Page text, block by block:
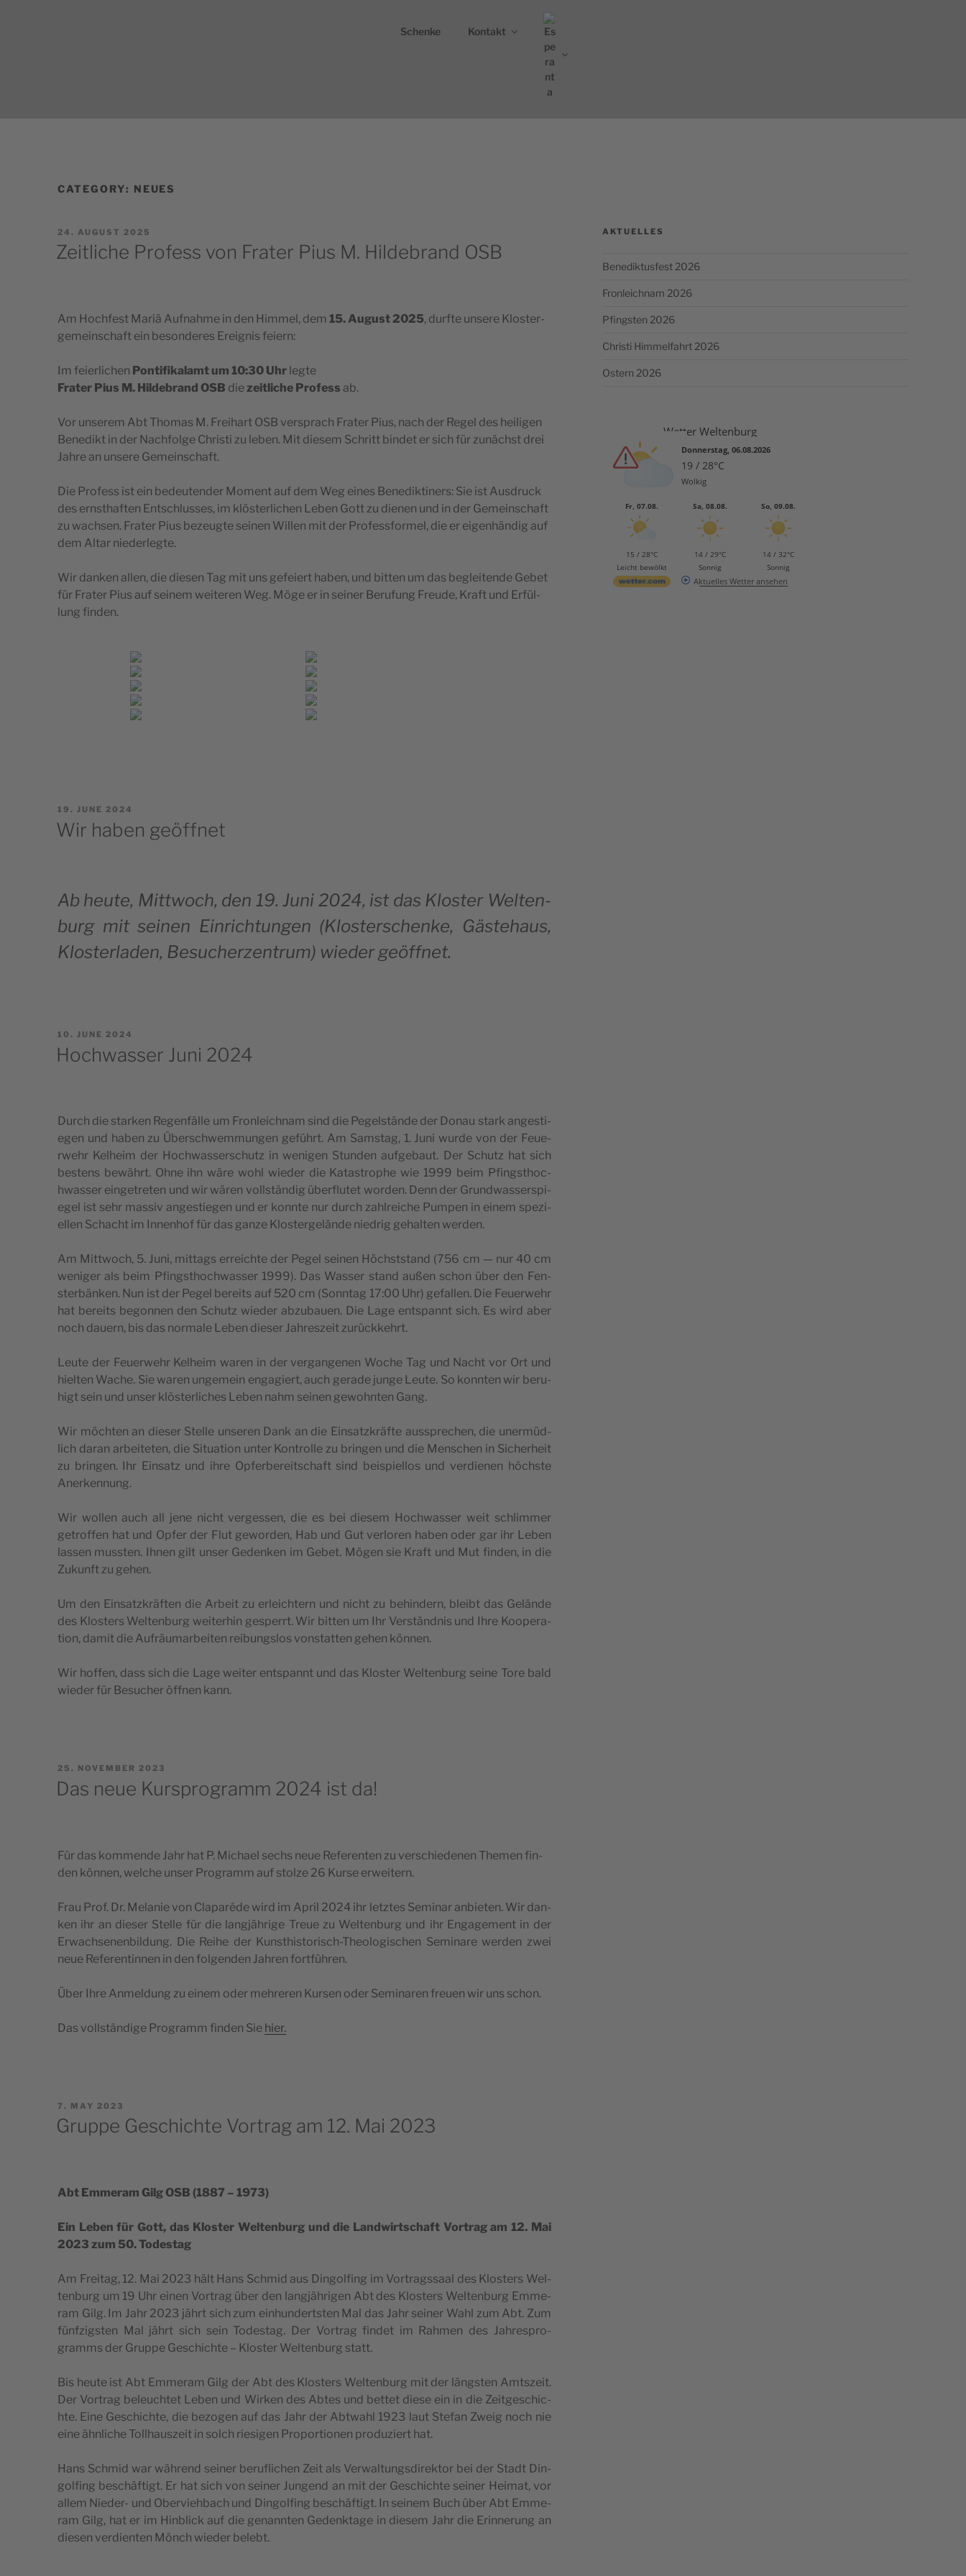
BENEDIKTINERABTEI ST. GEORG
Schenke Kontakt
CATEGORY: NEUES
POSTED
24. AUGUST 2025
Zeitliche Profess von Frater Pius M. Hildebrand OSB
Am Hoc­hfest Mariä Auf­na­hme in den Him­mel, dem 15. August 2025, dur­f­te unse­re Klo­s­ter­
ge­me­in­sc­ha­ft ein beson­de­res Ere­i­g­nis feiern:
Im fei­er­lic­hen Pon­tifi­ka­lamt um 10:30 Uhr legte
Fra­ter Pius M. Hil­de­brand OSB diezei­tlic­he Pro­fess ab.
Vor unse­rem Abt Tho­mas M. Fre­i­hart OSB ver­s­prach Fra­ter Pius, nach der Regel des hei­li­gen
Bene­dikt in der Nac­hfol­ge Chri­s­ti zu leben. Mit die­sem Schritt bin­det er sich für zunäc­hst drei
Jahre an unse­re Gemeinschaft.
Die Pro­fess ist ein bede­u­ten­der Moment auf dem Weg eines Bene­dik­ti­ners: Sie ist Aus­druck
des ern­st­ha­f­ten Ent­sc­hlus­ses, im klös­ter­lic­hen Leben Gott zu die­nen und in der Geme­in­sc­ha­ft
zu wac­hsen. Fra­ter Pius beze­ug­te sei­nen Wil­len mit der Pro­fes­s­for­mel, die er eigen­hän­dig auf
dem Altar niederlegte.
Wir dan­ken allen, die die­sen Tag mit uns gefe­i­ert haben, und bit­ten um das begle­i­t­ende Gebet
für Fra­ter Pius auf sei­nem wei­te­ren Weg. Möge er in sei­ner Beru­fung Fre­u­de, Kra­ft und Erfül­
lung finden.
POSTED
19. JUNE 2024
Wir haben geöffnet
Ab heu­te, Mit­twoch, den 19. Juni 2024, ist das Klo­s­ter Wel­ten­
burg mit sei­nen Ein­ric­htun­gen (Klo­s­ter­sc­hen­ke, Gäs­te­ha­us,
Klo­s­ter­la­den, Besuc­her­zen­trum) wie­der geöffnet.
POSTED
10. JUNE 2024
Hochwasser Juni 2024
Durch die star­ken Regen­fäl­le um Fron­le­ic­hnam sind die Pegel­stän­de der Donau stark ange­s­ti­
e­gen und haben zu Über­sc­hwem­mun­gen geführt. Am Sam­s­tag, 1. Juni wur­de von der Feu­e­
rwe­hr Kel­he­im der Hoc­hwas­ser­sc­hutz in weni­gen Stun­den auf­ge­ba­ut. Der Schutz hat sich
bes­tens bewährt. Ohne ihn wäre wohl wie­der die Kata­s­trop­he wie 1999 beim Pfing­st­hoc­
hwas­ser ein­ge­tre­ten und wir wären vollstän­dig über­flu­tet wor­den. Denn der Grun­dwas­ser­s­pi­
e­gel ist sehr mas­siv ange­s­ti­e­gen und er konn­te nur durch zahl­re­ic­he Pum­pen in einem spe­zi­
el­len Schac­ht im Innen­hof für das gan­ze Klo­s­ter­ge­län­de nie­drig gehal­ten werden.
Am Mit­twoch, 5. Juni, mit­tags erre­ic­hte der Pegel sei­nen Höc­hst­s­tand (756 cm — nur 40 cm
weni­ger als beim Pfing­st­hoc­hwas­ser 1999). Das Was­ser stand außen schon über den Fen­
ster­bän­ken. Nun ist der Pegel bere­its auf 520 cm (Sonn­tag 17:00 Uhr) gefal­len. Die Feu­e­rwe­hr
hat bere­its begon­nen den Schutz wie­der abzu­ba­u­en. Die Lage ent­s­pannt sich. Es wird aber
noch dau­ern, bis das nor­ma­le Leben die­ser Jahres­ze­it zurückkehrt.
Leu­te der Feu­e­rwe­hr Kel­he­im waren in der ver­gan­ge­nen Woc­he Tag und Nac­ht vor Ort und
hiel­ten Wac­he. Sie waren unge­me­in enga­gi­ert, auch ger­ade jun­ge Leu­te. So konn­ten wir beru­
higt sein und unser klös­ter­lic­hes Leben nahm sei­nen gewo­hn­ten Gang.
Wir möc­hten an die­ser Stel­le unse­ren Dank an die Ein­satz­kräf­te aus­s­prec­hen, die uner­müd­
lich daran arbe­i­te­ten, die Situ­a­ti­on unter Kon­trol­le zu brin­gen und die Men­sc­hen in Sic­her­he­it
zu brin­gen. Ihr Ein­satz und ihre Opfer­be­re­it­sc­ha­ft sind bei­s­pi­el­los und ver­di­e­nen höc­hs­te
Anerkennung.
Wir wol­len auch all jene nic­ht ver­ges­sen, die es bei die­sem Hoc­hwas­ser weit schlim­mer
getrof­fen hat und Opfer der Flut gewor­den, Hab und Gut ver­lo­ren haben oder gar ihr Leben
las­sen mus­s­ten. Ihnen gilt unser Geden­ken im Gebet. Mögen sie Kra­ft und Mut fin­den, in die
Zukun­ft zu gehen.
Um den Ein­satz­kräf­ten die Arbe­it zu erle­ic­htern und nic­ht zu behin­dern, ble­ibt das Gelän­de
des Klo­s­ters Wel­ten­burg wei­ter­hin ges­pe­rrt. Wir bit­ten um Ihr Ver­s­tänd­nis und Ihre Koo­pe­ra­
ti­on, damit die Aufräu­mar­be­i­ten rei­bungs­los von­stat­ten gehen können.
Wir hof­fen, dass sich die Lage wei­ter ent­s­pannt und das Klo­s­ter Wel­ten­burg sei­ne Tore bald
wie­der für Besuc­her öffnen kann.
POSTED
25. NOVEMBER 2023
Das neue Kursprogramm 2024 ist da!
Für das kom­mende Jahr hat P. Mic­ha­el sec­hs neue Refe­ren­ten zu ver­sc­hi­e­de­nen The­men fin­
den kön­nen, welc­he unser Pro­gramm auf stol­ze 26 Kur­se erweitern.
Frau Prof. Dr. Mela­nie von Cla­pa­réde wird im April 2024 ihr letz­tes Semi­nar anbi­e­ten. Wir dan­
ken ihr an die­ser Stel­le für die lang­jähr­ige Tre­ue zu Wel­ten­burg und ihr Enga­ge­ment in der
Erwac­hse­nen­bil­dung. Die Rei­he der Kun­st­hi­s­to­ri­sch-Theo­lo­gi­sc­hen Semi­n­are wer­den zwei
neue Refe­ren­tin­nen in den fol­gen­den Jahren fortführen.
Über Ihre Anmel­dung zu einem oder mehre­ren Kur­sen oder Semi­na­ren fre­u­en wir uns schon.
Das vollstän­d­ige Pro­gramm fin­den Sie hier.
POSTED
ON
7. MAY 2023
Gruppe Geschichte Vortrag am 12. Mai 2023
Abt Emme­ram Gilg OSB (1887 – 1973)
Ein Leben für Gott, das Klo­s­ter Wel­ten­burg und die Lan­dwirt­sc­ha­ft Vor­trag am 12. Mai
2023 zum 50. Todestag
Am Fre­i­tag, 12. Mai 2023 hält Hans Schmid aus Din­gol­fing im Vor­trags­sa­al des Klo­s­ters Wel­
ten­burg um 19 Uhr einen Vor­trag über den lang­jähri­gen Abt des Klo­s­ters Wel­ten­burg Emme­
ram Gilg. Im Jahr 2023 jährt sich zum ein­hun­dert­s­ten Mal das Jahr sei­ner Wahl zum Abt. Zum
fünf­zig­s­ten Mal jährt sich sein Tode­s­tag. Der Vor­trag fin­det im Rahmen des Jahre­s­pro­
gramms der Gru­ppe Gesc­hic­hte – Klo­s­ter Wel­ten­burg statt.
Bis heu­te ist Abt Emme­ram Gilg der Abt des Klo­s­ters Wel­ten­burg mit der läng­s­ten Amts­ze­it.
Der Vor­trag bele­uc­htet Leben und Wir­ken des Abtes und bet­tet die­se ein in die Zeit­ge­sc­hic­
hte. Eine Gesc­hic­hte, die bezo­gen auf das Jahr der Abtwa­hl 1923 laut Ste­fan Zwe­ig noch nie
eine ähn­lic­he Tollha­us­ze­it in solch rie­si­gen Pro­por­ti­o­nen pro­du­zi­ert hat.
Hans Schmid war während sei­ner beru­flic­hen Zeit als Verwal­tungs­di­rek­tor bei der Stadt Din­
gol­fing besc­häf­tigt. Er hat sich von sei­ner Jun­gend an mit der Gesc­hic­hte sei­ner Hei­mat, vor
allem Nie­der- und Ober­vi­e­hbach und Din­gol­fing besc­häf­tigt. In sei­nem Buch über Abt Emme­
ram Gilg, hat er im Hin­blick auf die genann­ten Gedenk­ta­ge in die­sem Jahr die Erin­ne­rung an
die­sen ver­di­en­ten Mönch wie­der belebt.
AKTUELLES
Benediktusfest 2026
Fronleichnam 2026
Pfingsten 2026
Christi Himmelfahrt 2026
Ostern 2026
Wetter Weltenburg
Donnerstag, 06.08.2026
19 / 28°C
Wolkig
Fr, 07.08.
15 / 28°C
Leicht bewölkt
Sa, 08.08.
14 / 29°C
Sonnig
So, 09.08.
14 / 32°C
Sonnig
Aktuelles Wetter ansehen